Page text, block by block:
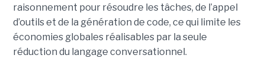
raisonnement pour résoudre les tâches, de l’appel
d’outils et de la génération de code, ce qui limite les
économies globales réalisables par la seule
réduction du langage conversationnel.